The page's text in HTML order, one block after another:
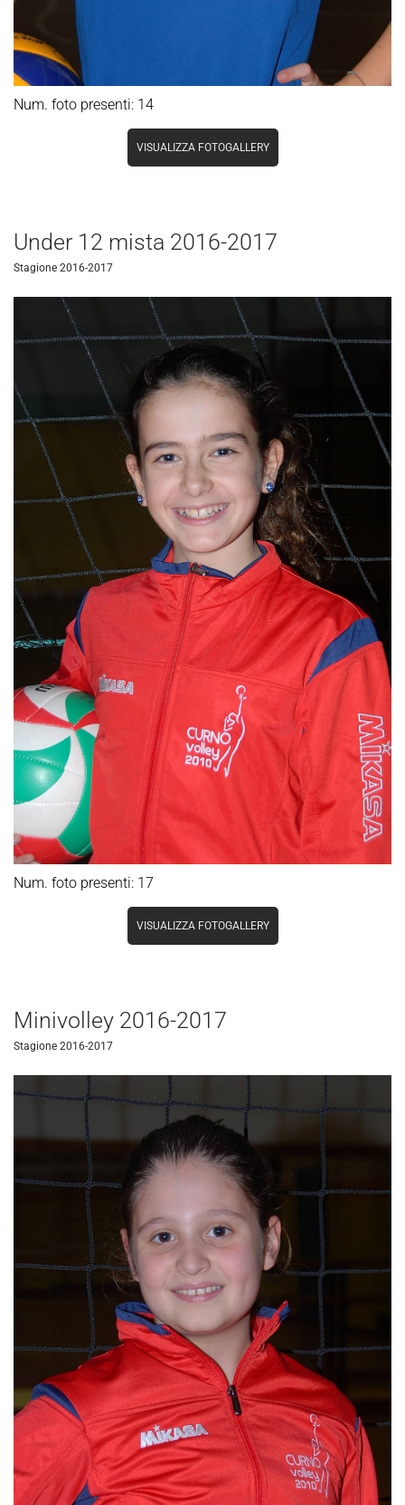
Num. foto presenti: 14
VISUALIZZA FOTOGALLERY
Under 12 mista 2016-2017
Stagione 2016-2017
Num. foto presenti: 17
VISUALIZZA FOTOGALLERY
Minivolley 2016-2017
Stagione 2016-2017